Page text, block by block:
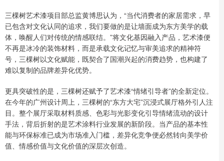
三棵树艺术漆项目部总监黄博思认为，“当代消费者的家居需求，早
已包含对文化认同的追求，我们要做的是让墙面成为东方美学的载
体，唤醒人们对传统的情感联结。”将文化基因融入产品，艺术漆便
不再是冰冷的装饰材料，而是承载文化记忆与审美追求的精神符
号，三棵树以文化赋能，既契合了国潮兴起的消费趋势，也构建了
难以复制的品牌差异化优势。
更具突破性的是，三棵树还赋予了艺术漆“情绪引导者”的全新定位。
在今年的广州设计周上，三棵树的“东方大宅”沉浸式展厅格外引人注
目。整个展厅采取材料质感、色彩与光影变化引导情绪流动的设计
手法，背后折射的是艺术涂料行业发展的新阶段。当产品的基本性
能与环保标准已成为市场准入门槛，差异化竞争便必然转向美学价
值、情感价值与文化价值的深层次创造。